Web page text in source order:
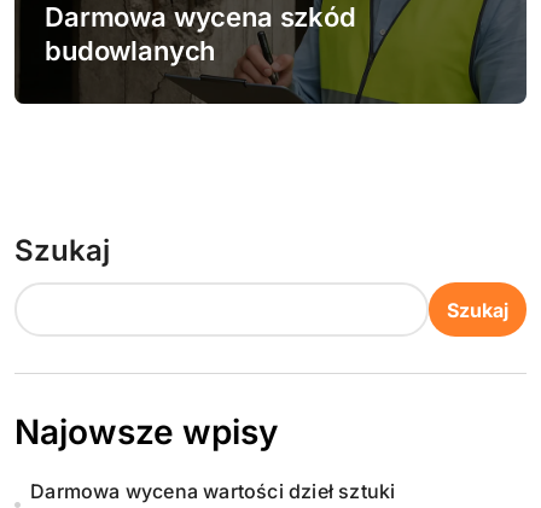
Darmowa wycena szkód
budowlanych
Szukaj
Szukaj
Najowsze wpisy
Darmowa wycena wartości dzieł sztuki